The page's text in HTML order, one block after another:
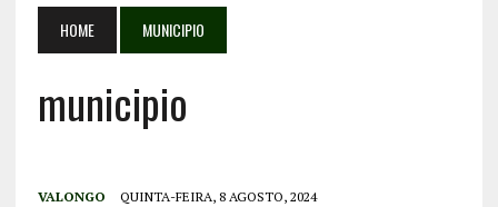
HOME MUNICIPIO
municipio
VALONGO QUINTA-FEIRA, 8 AGOSTO, 2024